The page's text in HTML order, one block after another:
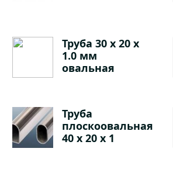
Труба 30 х 20 х
1.0 мм
овальная
Труба
плоскоовальная
40 х 20 х 1